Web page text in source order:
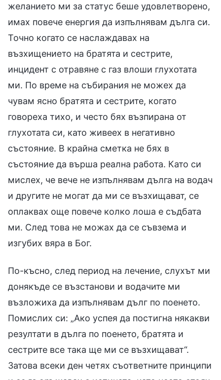
желанието ми за статус беше удовлетворено,
имах повече енергия да изпълнявам дълга си.
Точно когато се наслаждавах на
възхищението на братята и сестрите,
инцидент с отравяне с газ влоши глухотата
ми. По време на събирания не можех да
чувам ясно братята и сестрите, когато
говореха тихо, и често бях възпирана от
глухотата си, като живеех в негативно
състояние. В крайна сметка не бях в
състояние да върша реална работа. Като си
мислех, че вече не изпълнявам дълга на водач
и другите не могат да ми се възхищават, се
оплаквах още повече колко лоша е съдбата
ми. След това не можах да се съвзема и
изгубих вяра в Бог.
По-късно, след период на лечение, слухът ми
донякъде се възстанови и водачите ми
възложиха да изпълнявам дълг по поенето.
Помислих си: „Ако успея да постигна някакви
резултати в дълга по поенето, братята и
сестрите все така ще ми се възхищават“.
Затова всеки ден четях съответните принципи